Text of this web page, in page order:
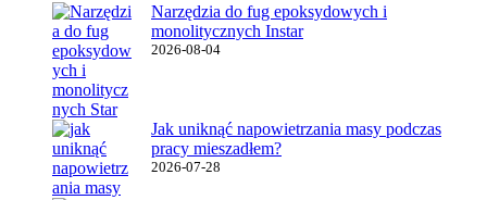
Narzędzia do fug epoksydowych i
monolitycznych Instar
2026-08-04
Jak uniknąć napowietrzania masy podczas
pracy mieszadłem?
2026-07-28